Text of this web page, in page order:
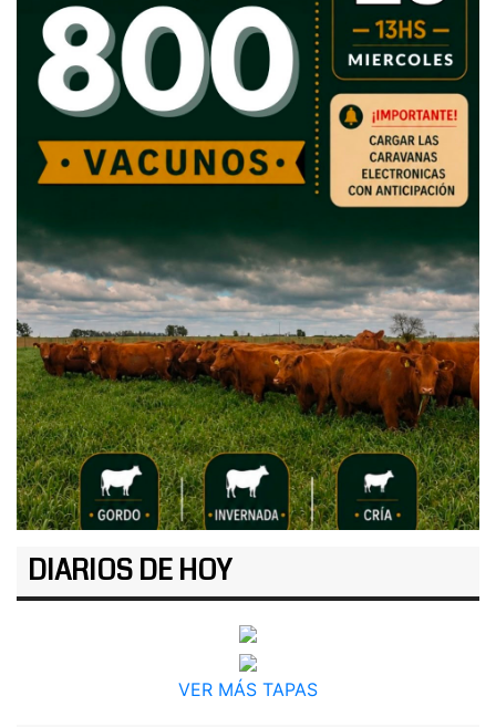
DIARIOS DE HOY
VER MÁS TAPAS